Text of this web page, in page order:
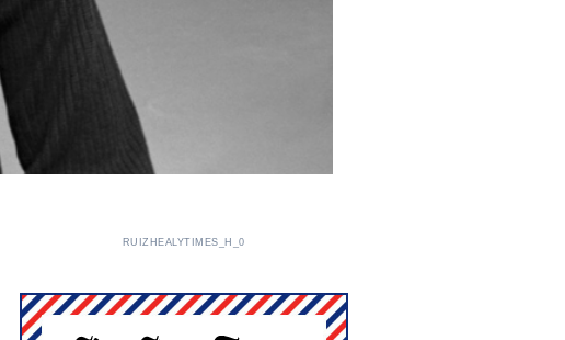
RUIZHEALYTIMES_H_0